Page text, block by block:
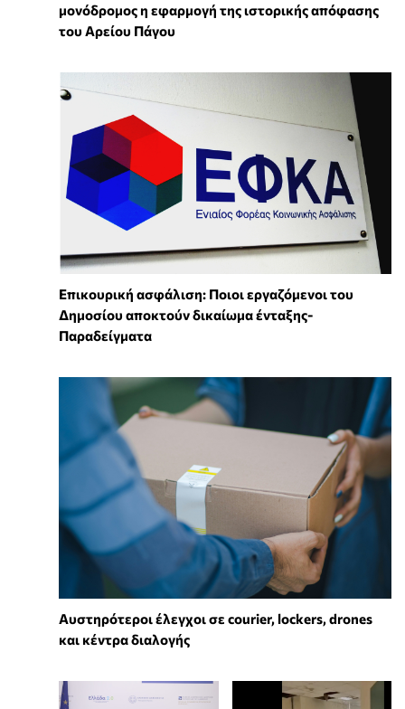
μονόδρομος η εφαρμογή της ιστορικής απόφασης
του Αρείου Πάγου
Επικουρική ασφάλιση: Ποιοι εργαζόμενοι του
Δημοσίου αποκτούν δικαίωμα ένταξης-
Παραδείγματα
Αυστηρότεροι έλεγχοι σε courier, lockers, drones
και κέντρα διαλογής